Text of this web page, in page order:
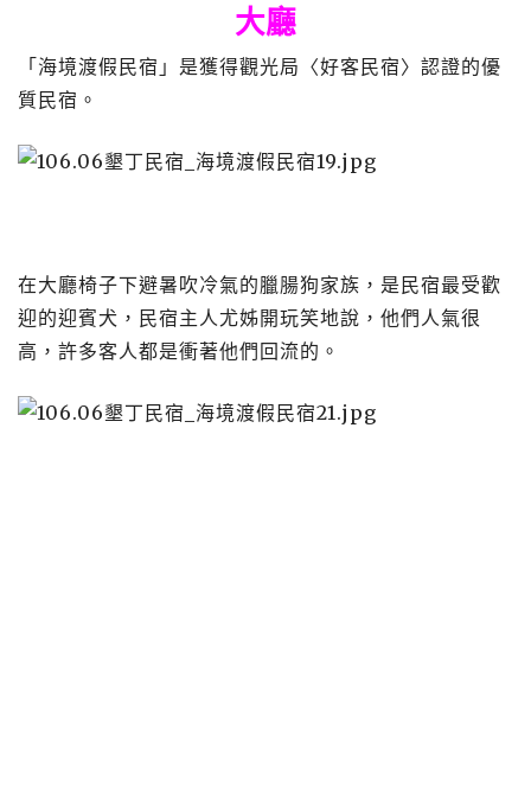
大廳
「海境渡假民宿」是獲得觀光局〈好客民宿〉認證的優
質民宿。
在大廳椅子下避暑吹冷氣的臘腸狗家族，是民宿最受歡
迎的迎賓犬，民宿主人尤姊開玩笑地說，他們人氣很
高，許多客人都是衝著他們回流的。